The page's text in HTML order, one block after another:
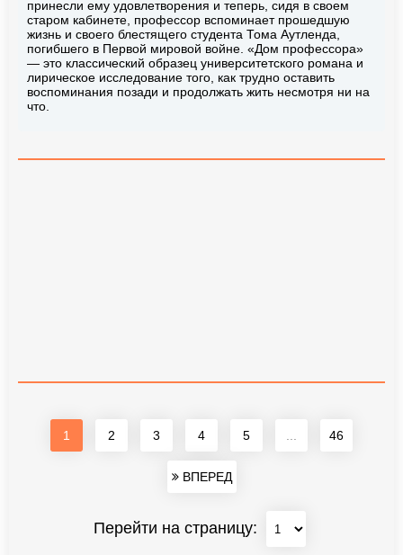
принесли ему удовлетворения и теперь, сидя в своем
старом кабинете, профессор вспоминает прошедшую
жизнь и своего блестящего студента Тома Аутленда,
погибшего в Первой мировой войне. «Дом профессора»
— это классический образец университетского романа и
лирическое исследование того, как трудно оставить
воспоминания позади и продолжать жить несмотря ни на
что.
1 2 3 4 5 46
ВПЕРЕД
Перейти на страницу: